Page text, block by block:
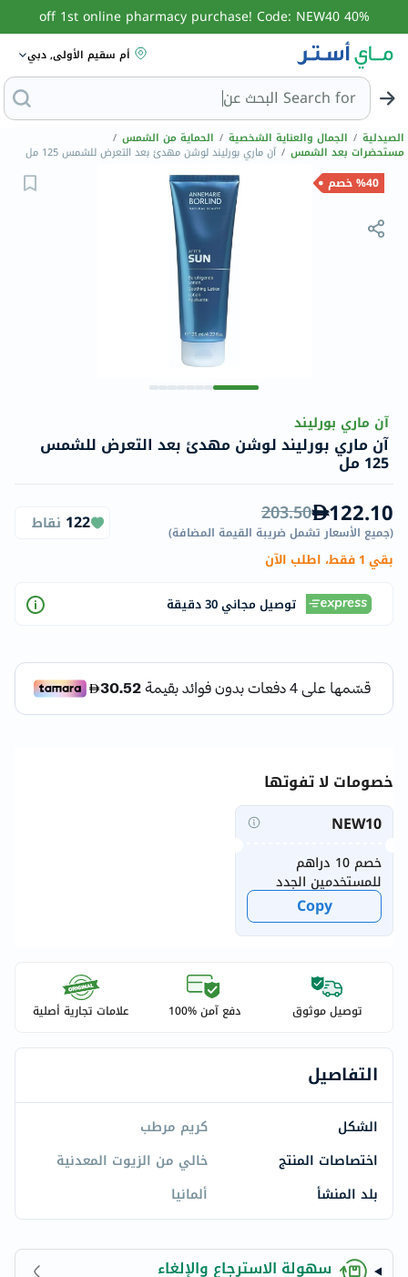
40% off 1st online pharmacy purchase! Code: NEW40
أم سقيم الأولى, دبي
Search for البحث عن مزيل عرق
الصيدلية / الجمال والعناية الشخصية / الحماية من الشمس /
مستحضرات بعد الشمس / آن ماري بورليند لوشن مهدئ بعد التعرض للشمس 125 مل
%40 خصم
آن ماري بورليند
آن ماري بورليند لوشن مهدئ بعد التعرض للشمس
125 مل
122.10
203.50
(جميع الأسعار تشمل ضريبة القيمة المضافة)
122 نقاط
بقي 1 فقط، اطلب الآن
توصيل مجاني 30 دقيقة
خصومات لا تفوتها
NEW10
خصم 10 دراهم
للمستخدمين الجدد
Copy
توصيل موثوق دفع آمن %100 علامات تجارية أصلية
التفاصيل
الشكل
كريم مرطب
اختصاصات المنتج
خالي من الزيوت المعدنية
بلد المنشأ
ألمانيا
سهولة الاسترجاع والإلغاء